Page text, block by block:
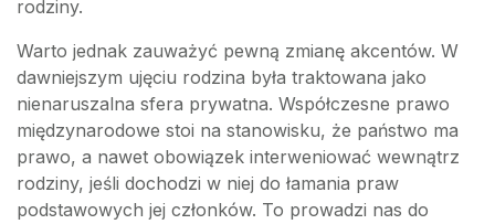
rodziny.
Warto jednak zauważyć pewną zmianę akcentów. W
dawniejszym ujęciu rodzina była traktowana jako
nienaruszalna sfera prywatna. Współczesne prawo
międzynarodowe stoi na stanowisku, że państwo ma
prawo, a nawet obowiązek interweniować wewnątrz
rodziny, jeśli dochodzi w niej do łamania praw
podstawowych jej członków. To prowadzi nas do